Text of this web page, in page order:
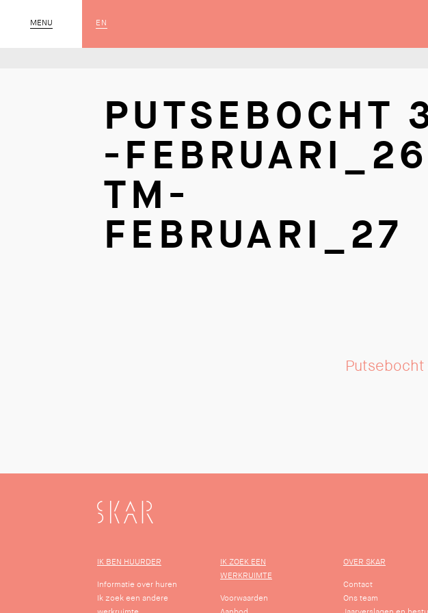
MENU
SLUIT EN
PUTSEBOCHT
-
TM-
FEBRUARI_27
SKAR
IK BEN HUURDER
Informatie over huren
Ik zoek een andere
IK ZOEK EEN
WERKRUIMTE
Voorwaarden
OVER SKAR
Contact
Ons team